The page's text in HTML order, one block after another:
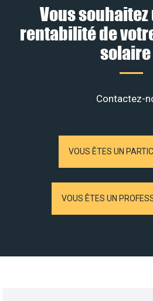
Vous
rentabilité de
solaire
Contactez-
VOUS ÊTES UN
VOUS ÊTES UN